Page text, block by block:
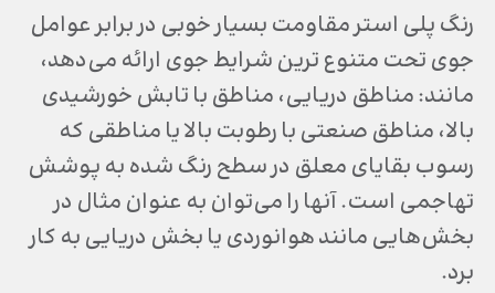
رنگ پلی استر مقاومت بسیار خوبی در برابر عوامل
جوی تحت متنوع ترین شرایط جوی ارائه می‌دهد،
مانند: مناطق دریایی، مناطق با تابش خورشیدی
بالا، مناطق صنعتی با رطوبت بالا یا مناطقی که
رسوب بقایای معلق در سطح رنگ شده به پوشش
تهاجمی است. آنها را می‌توان به عنوان مثال در
بخش‌هایی مانند هوانوردی یا بخش دریایی به کار
برد.